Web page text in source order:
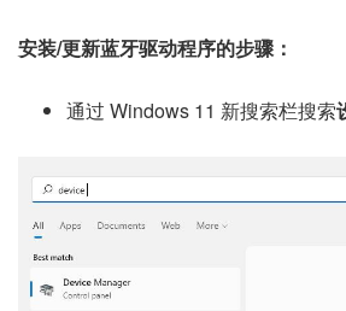
安装/更新蓝牙驱动程序的步骤：
通过 Windows 11 新搜索栏搜索